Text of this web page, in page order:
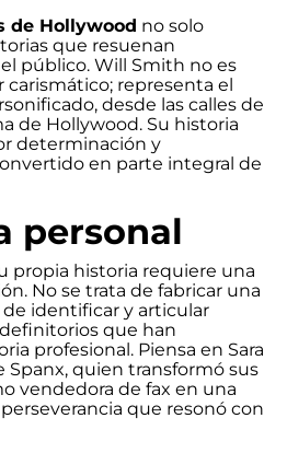
de Hollywood no solo
que resuenan
público. Will Smith no es
representa el
desde las calles de
de Hollywood. Su historia
determinación y
en parte integral de
personal
propia historia requiere una
No se trata de fabricar una
identificar y articular
que han
profesional. Piensa en Sara
Spanx, quien transformó sus
vendedora de fax en una
que resonó con